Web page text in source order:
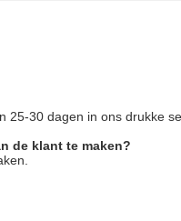
25-30 dagen in ons drukke
de klant te maken?